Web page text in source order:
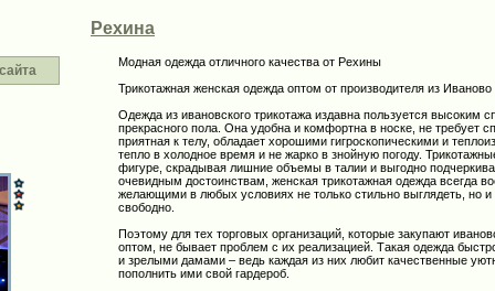
Рехина
Модная одежда отличного качества от Рехины
Трикотажная женская одежда оптом от производителя из Иваново
Одежда из ивановского трикотажа издавна пользуется высоким
прекрасного пола. Она удобна и комфортна в носке, не требует
приятная к телу, обладает хорошими гигроскопическими и
тепло в холодное время и не жарко в знойную погоду.
фигуре, скрадывая лишние объемы в талии и выгодно
очевидным достоинствам, женская трикотажная одежда всегда
желающими в любых условиях не только стильно выглядеть, но
свободно.
Поэтому для тех торговых организаций, которые закупают
оптом, не бывает проблем с их реализацией. Такая одежда
и зрелыми дамами – ведь каждая из них любит качественные
пополнить ими свой гардероб.